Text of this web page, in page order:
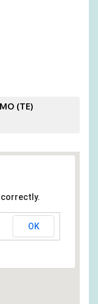
(TE)
correctly.
OK